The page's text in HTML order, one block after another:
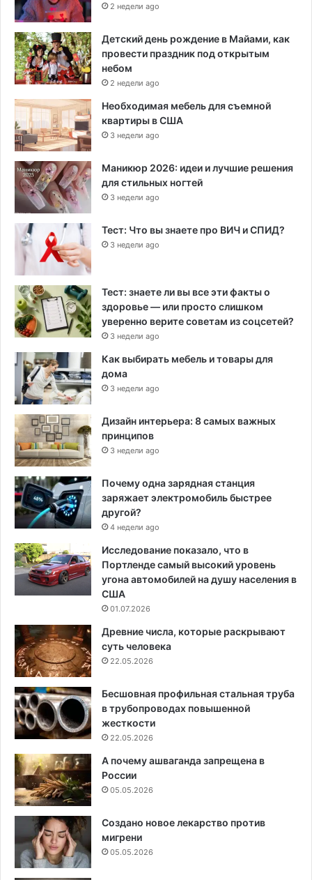
2 недели ago
Детский день рождение в Майами, как
провести праздник под открытым
небом
2 недели ago
Необходимая мебель для съемной
квартиры в США
3 недели ago
Маникюр 2026: идеи и лучшие решения
для стильных ногтей
3 недели ago
Тест: Что вы знаете про ВИЧ и СПИД?
3 недели ago
Тест: знаете ли вы все эти факты о
здоровье — или просто слишком
уверенно верите советам из соцсетей?
3 недели ago
Как выбирать мебель и товары для
дома
3 недели ago
Дизайн интерьера: 8 самых важных
принципов
3 недели ago
Почему одна зарядная станция
заряжает электромобиль быстрее
другой?
4 недели ago
Исследование показало, что в
Портленде самый высокий уровень
угона автомобилей на душу населения в
США
01.07.2026
Древние числа, которые раскрывают
суть человека
22.05.2026
Бесшовная профильная стальная труба
в трубопроводах повышенной
жесткости
22.05.2026
А почему ашваганда запрещена в
России
05.05.2026
Создано новое лекарство против
мигрени
05.05.2026